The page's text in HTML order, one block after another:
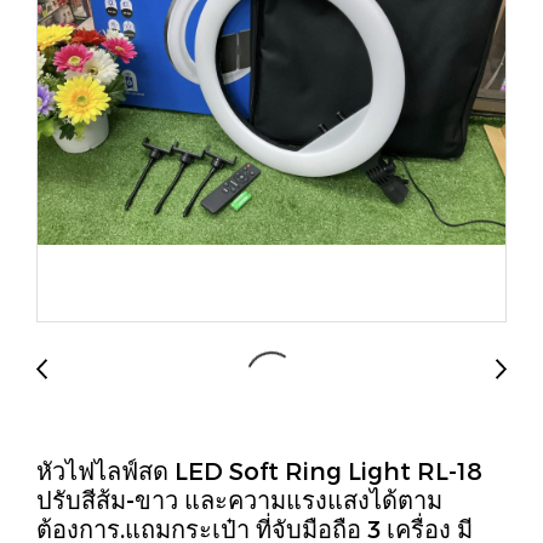
หัวไฟไลฟ์สด LED Soft Ring Light RL-18
ปรับสีส้ม-ขาว และความแรงแสงได้ตาม
ต้องการ.แถมกระเป๋า ที่จับมือถือ 3 เครื่อง มี